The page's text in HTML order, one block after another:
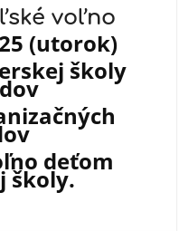
voľno
(utorok)
školy
deťom
školy.